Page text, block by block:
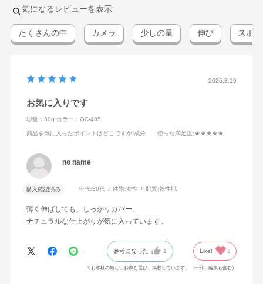
気になるレビューを表示
たくさんの中 カメラ 少しの量 伸び スポ
2026.3.19
お気に入りです
容量：30g カラー：OC-405
商品を気に入ったポイントはどこですか:成分 使った満足度:★★★★★
no name
購入確認済み 年代:50代 性別:女性 肌質:乾性肌
薄く伸ばしても、しっかりカバー。
ナチュラルな仕上がりが気に入っています。
参考になった 1 Like! 3
※お客様の嬉しいお声を選び、掲載しています。（一部、編集も含む）